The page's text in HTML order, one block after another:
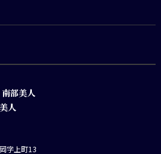
部美人
人
字上町13